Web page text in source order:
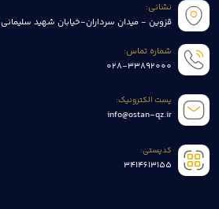
نشانی:
قزوین - میدان سرداران-خیابان شهید سلیمانی
شماره تماس:
028-33892000
پست الکترونیک:
info@ostan-qz.ir
کدپستی:
3414613155